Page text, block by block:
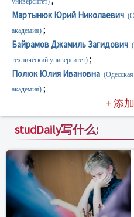
Мартынюк Юрий Николаевич
академия) ;
Байрамов Джамиль Загидович
технический университет) ;
Полюк Юлия Ивановна
академия) ;
+ 添
studDaily写什么: